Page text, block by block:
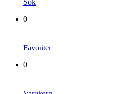
Sök
0
Favoriter
0